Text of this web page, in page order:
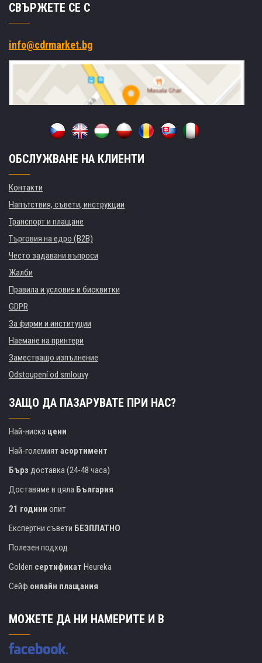
СВЪРЖЕТЕ СЕ С
info@cdrmarket.bg
ОБСЛУЖВАНЕ НА КЛИЕНТИ
Контакти
Напътствия, съвети, инструкции
Транспорт и плащане
Търговия на едро (B2B)
Често задавани въпроси
Жалби
Правила и условия и бисквитки
GDPR
За фирми и институции
Наемане на принтери
Заместващо изпълнение
Odstoupení od smlouvy
ЗАЩО ДА ПАЗАРУВАТЕ ПРИ НАС?
Най-ниска цени
Най-големиятасортимент
Бърз доставка (24-48 часа)
Доставяме в цяла България
21 години опит
Експертни съвети БЕЗПЛАТНО
Полезен подход
Golden сертификат Heureka
Сейф онлайн плащания
МОЖЕТЕ ДА НИ НАМЕРИТЕ И В